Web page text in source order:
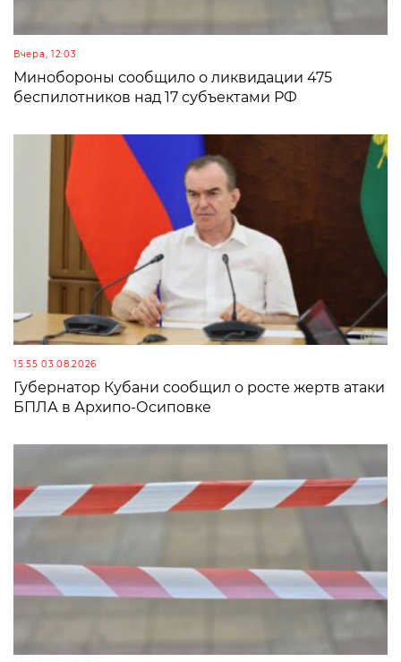
Вчера, 12:03
Минобороны сообщило о ликвидации 475
беспилотников над 17 субъектами РФ
15:55 03.08.2026
Губернатор Кубани сообщил о росте жертв атаки
БПЛА в Архипо-Осиповке